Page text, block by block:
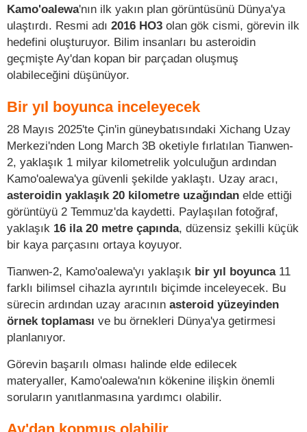
Kamo'oalewa'nın ilk yakın plan görüntüsünü Dünya'ya
ulaştırdı. Resmi adı 2016 HO3 olan gök cismi, görevin ilk
hedefini oluşturuyor. Bilim insanları bu asteroidin
geçmişte Ay'dan kopan bir parçadan oluşmuş
olabileceğini düşünüyor.
Bir yıl boyunca inceleyecek
28 Mayıs 2025'te Çin'in güneybatısındaki Xichang Uzay
Merkezi'nden Long March 3B oketiyle fırlatılan Tianwen-
2, yaklaşık 1 milyar kilometrelik yolculuğun ardından
Kamo'oalewa'ya güvenli şekilde yaklaştı. Uzay aracı,
asteroidin yaklaşık 20 kilometre uzağından elde ettiği
görüntüyü 2 Temmuz'da kaydetti. Paylaşılan fotoğraf,
yaklaşık 16 ila 20 metre çapında, düzensiz şekilli küçük
bir kaya parçasını ortaya koyuyor.
Tianwen-2, Kamo'oalewa'yı yaklaşık bir yıl boyunca 11
farklı bilimsel cihazla ayrıntılı biçimde inceleyecek. Bu
sürecin ardından uzay aracının asteroid yüzeyinden
örnek toplaması ve bu örnekleri Dünya'ya getirmesi
planlanıyor.
Görevin başarılı olması halinde elde edilecek
materyaller, Kamo'oalewa'nın kökenine ilişkin önemli
soruların yanıtlanmasına yardımcı olabilir.
Ay'dan kopmuş olabilir